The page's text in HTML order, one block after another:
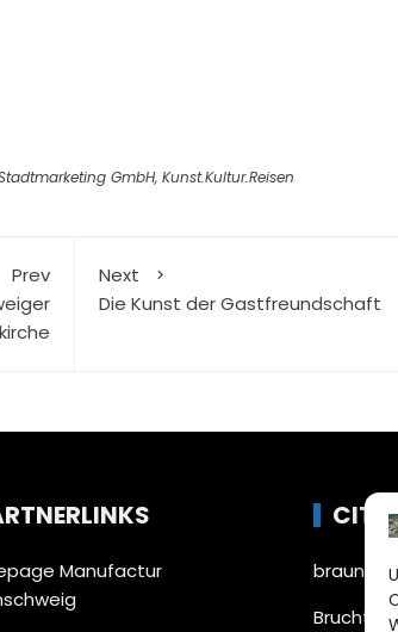
GmbH, Kunst.Kultur.Reisen
Prev
Next
Die Kunst der Gastfreundschaft
Manufactur